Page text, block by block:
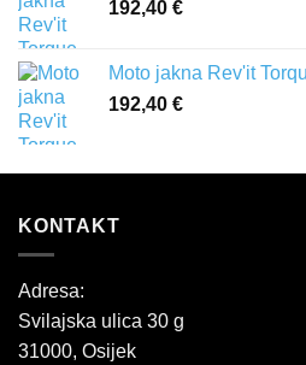
192,40 €
Moto jakna Rev'it
192,40 €
KONTAKT
Adresa:
Svilajska ulica 30 g
31000, Osijek